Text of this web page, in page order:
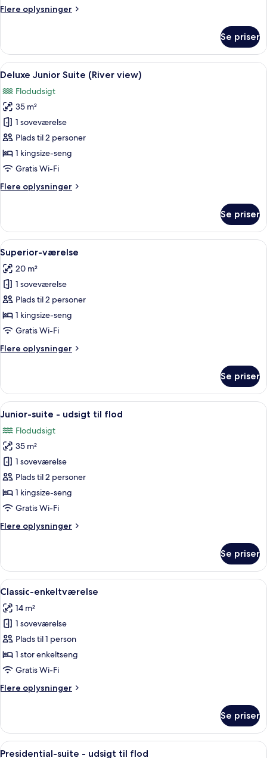
Flere oplysninger
Flere
værelse
Se priser
Indlæs
alle
billeder
af
Deluxe
Junior
Suite
(River
Deluxe Junior Suite (River view) |
11
Deluxe Junior Suite (River view)
Flodudsigt
35 m²
1 soveværelse
Plads til 2 personer
1 kingsize-seng
Gratis Wi-Fi
Flere oplysninger
Flere
Junior
Suite
(River
view)
Se priser
Indlæs
alle
billeder
af
Superior-
værelse
Et rummeligt soveværelse med en
8
Superior-værelse
20 m²
1 soveværelse
Plads til 2 personer
1 kingsize-seng
Gratis Wi-Fi
Flere oplysninger
Flere
værelse
Se priser
Indlæs
alle
billeder
af
Junior-
suite
-
udsigt
flod
Junior-suite - udsigt til flod |
11
Junior-suite - udsigt til flod
Flodudsigt
35 m²
1 soveværelse
Plads til 2 personer
1 kingsize-seng
Gratis Wi-Fi
Flere oplysninger
Flere
suite
udsigt
flod
Se priser
Indlæs
alle
billeder
af
Classic-
enkeltværelse
Classic-enkeltværelse | Italienske
10
Classic-enkeltværelse
14 m²
1 soveværelse
Plads til 1 person
1 stor enkeltseng
Gratis Wi-Fi
Flere oplysninger
Flere
enkeltværelse
Se priser
Indlæs
Presidential-suite - udsigt til flod |
16
Presidential-suite - udsigt til flod